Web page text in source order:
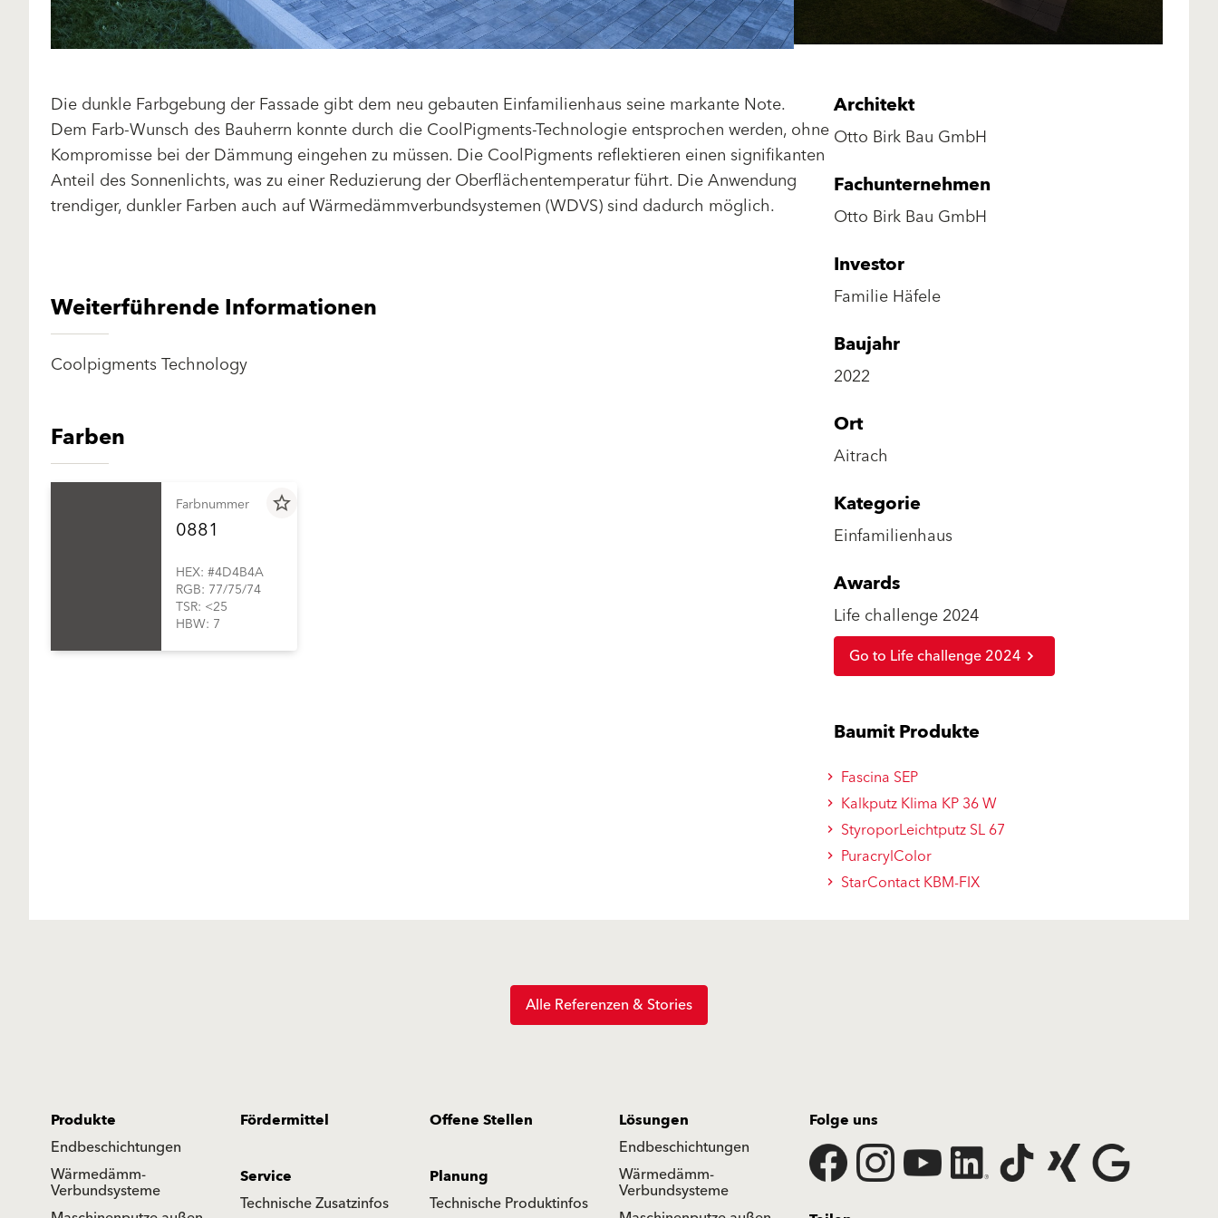
Die dunkle Farbgebung der Fassade gibt dem neu gebauten Einfamilienhaus seine markante Note.
Dem Farb-Wunsch des Bauherrn konnte durch die CoolPigments-Technologie entsprochen werden, ohne
Kompromisse bei der Dämmung eingehen zu müssen. Die CoolPigments reflektieren einen signifikanten
Anteil des Sonnenlichts, was zu einer Reduzierung der Oberflächentemperatur führt. Die Anwendung
trendiger, dunkler Farben auch auf Wärmedämmverbundsystemen (WDVS) sind dadurch möglich.
Weiterführende Informationen
Coolpigments Technology
Farben
star_border
Farbnummer
0881
HEX: #4D4B4A
RGB: 77/75/74
TSR: <25
HBW: 7
Architekt
Otto Birk Bau GmbH
Fachunternehmen
Otto Birk Bau GmbH
Investor
Familie Häfele
Baujahr
2022
Ort
Aitrach
Kategorie
Einfamilienhaus
Awards
Life challenge 2024
Go to Life challenge 2024
Baumit Produkte
Fascina SEP
Kalkputz Klima KP 36 W
StyroporLeichtputz SL 67
PuracrylColor
StarContact KBM-FIX
Alle Referenzen & Stories
Produkte
Endbeschichtungen
Wärmedämm-
Verbundsysteme
Fördermittel Offene Stellen
Lösungen
Endbeschichtungen
Wärmedämm-
Verbundsysteme
Service
Technische Zusatzinfos
Planung
Technische Produktinfos
Folge uns